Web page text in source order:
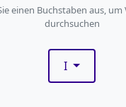
einen Buchstaben aus,
durchsuchen
I